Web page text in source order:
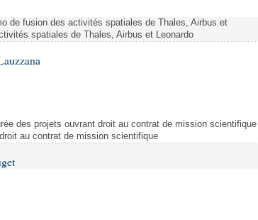
de fusion des activités spatiales de Thales, Airbus et
spatiales de Thales, Airbus et Leonardo
des projets ouvrant droit au contrat de mission scientifique
au contrat de mission scientifique